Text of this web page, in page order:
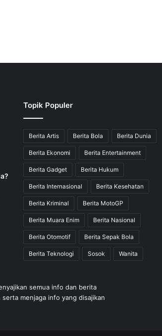
Topik Populer
Berita Artis Berita Bola Berita Dunia
Berita Ekonomi Berita Entertainment
Berita Gadget Berita Hukum
Berita Internasional Berita Kesehatan
Berita Kriminal Berita MotoGP
Berita Muara Enim Berita Nasional
Berita Otomotif Berita Sepak Bola
Berita Teknologi Sosok Wanita
semua info dan berita
menjaga info yang disajikan